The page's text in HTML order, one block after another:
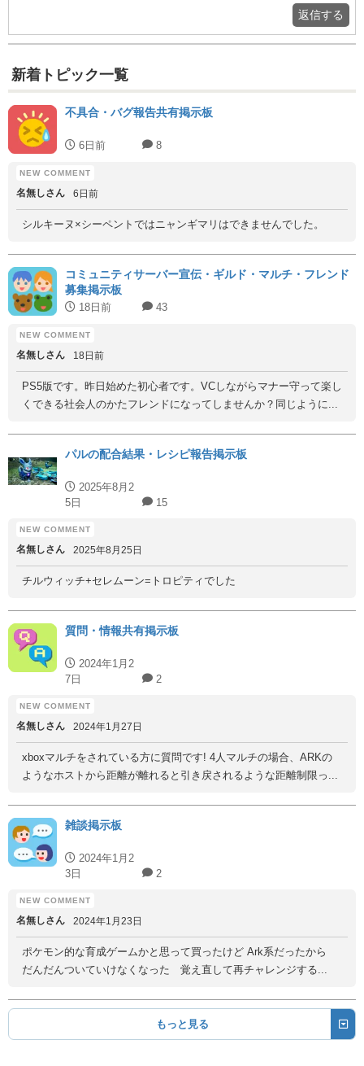
返信する
新着トピック一覧
不具合・バグ報告共有掲示板
6日前 8
名無しさん 6日前
シルキーヌ×シーペントではニャンギマリはできませんでした。
コミュニティサーバー宣伝・ギルド・マルチ・フレンド
募集掲示板
18日前 43
名無しさん 18日前
PS5版です。昨日始めた初心者です。VCしながらマナー守って楽し
くできる社会人のかたフレンドになってしませんか？同じように...
パルの配合結果・レシピ報告掲示板
2025年8月2
5日
15
名無しさん 2025年8月25日
チルウィッチ+セレムーン=トロピティでした
質問・情報共有掲示板
2024年1月2
7日
2
名無しさん 2024年1月27日
xboxマルチをされている方に質問です! 4人マルチの場合、ARKの
ようなホストから距離が離れると引き戻されるような距離制限っ...
雑談掲示板
2024年1月2
3日
2
名無しさん 2024年1月23日
ポケモン的な育成ゲームかと思って買ったけど Ark系だったから
だんだんついていけなくなった 覚え直して再チャレンジする...
もっと見る